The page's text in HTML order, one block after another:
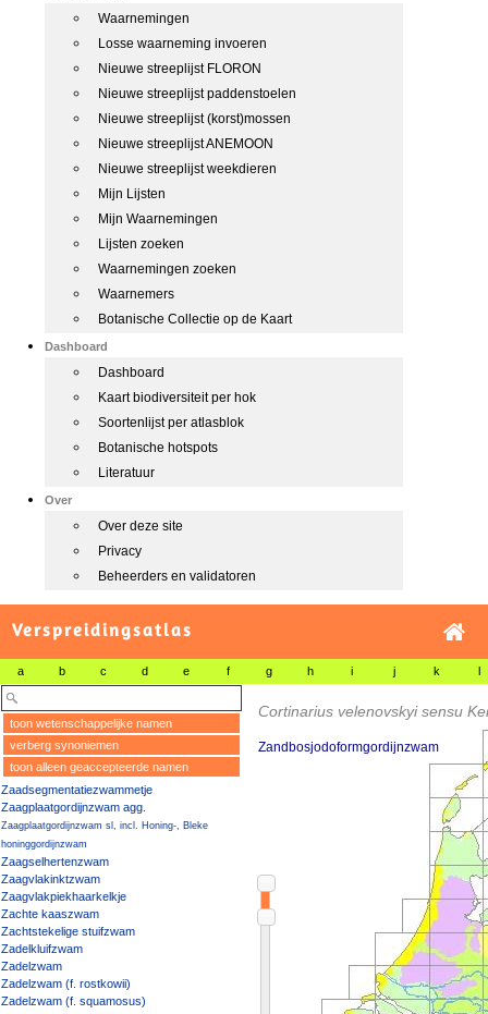
Waarnemingen
Losse waarneming invoeren
Nieuwe streeplijst FLORON
Nieuwe streeplijst paddenstoelen
Nieuwe streeplijst (korst)mossen
Nieuwe streeplijst ANEMOON
Nieuwe streeplijst weekdieren
Mijn Lijsten
Mijn Waarnemingen
Lijsten zoeken
Waarnemingen zoeken
Waarnemers
Botanische Collectie op de Kaart
Dashboard
Dashboard
Kaart biodiversiteit per hok
Soortenlijst per atlasblok
Botanische hotspots
Literatuur
Over
Over deze site
Privacy
Beheerders en validatoren
Verspreidingsatlas
a b c d e f g h i j k l
toon wetenschappelijke namen
verberg synoniemen
toon alleen geaccepteerde namen
Zaadsegmentatiezwammetje
Zaagplaatgordijnzwam agg.
Zaagplaatgordijnzwam sl, incl. Honing-, Bleke
honinggordijnzwam
Zaagselhertenzwam
Zaagvlakinktzwam
Zaagvlakpiekhaarkelkje
Zachte kaaszwam
Zachtstekelige stuifzwam
Zadelkluifzwam
Zadelzwam
Zadelzwam (f. rostkowii)
Zadelzwam (f. squamosus)
Cortinarius velenovskyi sensu
Zandbosjodoformgordijnzwam